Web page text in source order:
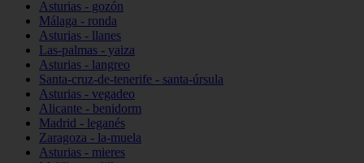
Asturias - gozón
Málaga - ronda
Asturias - llanes
Las-palmas - yaiza
Asturias - langreo
Santa-cruz-de-tenerife - santa-úrsula
Asturias - vegadeo
Alicante - benidorm
Madrid - leganés
Zaragoza - la-muela
Asturias - mieres